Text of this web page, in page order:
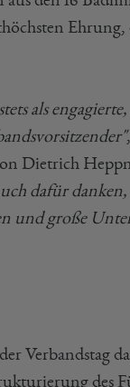
als
Dietrich
dafür
und große
Verbandstag
des